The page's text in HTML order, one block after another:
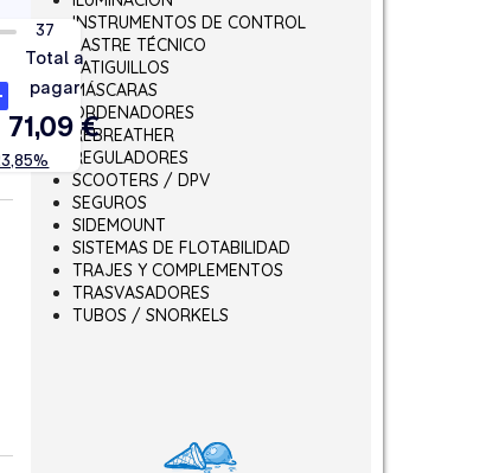
INSTRUMENTOS DE CONTROL
LASTRE TÉCNICO
LATIGUILLOS
MÁSCARAS
ORDENADORES
REBREATHER
REGULADORES
SCOOTERS / DPV
SEGUROS
SIDEMOUNT
SISTEMAS DE FLOTABILIDAD
TRAJES Y COMPLEMENTOS
TRASVASADORES
TUBOS / SNORKELS